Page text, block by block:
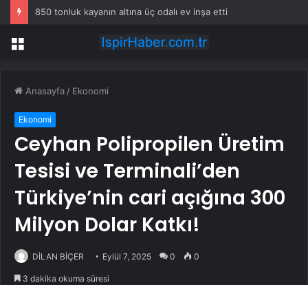
850 tonluk kayanın altına üç odalı ev inşa etti
Menü
Anasayfa / Ekonomi
Ekonomi
Ceyhan Polipropilen Üretim
Tesisi ve Terminali’den
Türkiye’nin cari açığına 300
Milyon Dolar Katkı!
DİLAN BİÇER Eylül 7, 2025 0 0
3 dakika okuma süresi